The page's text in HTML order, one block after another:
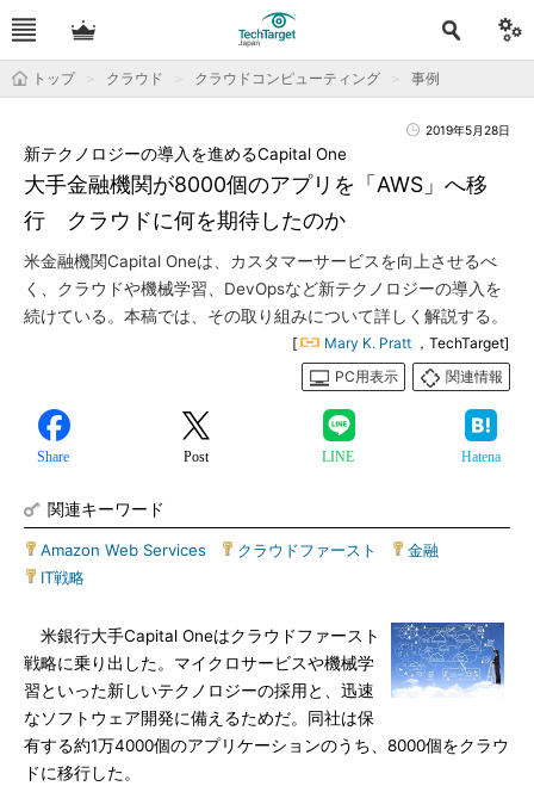
トップ クラウド クラウドコンピューティング 事例
2019年5月28日
大手金融機関が8000個のアプリを「AWS」へ移
行 クラウドに何を期待したのか
新テクノロジーの導入を進めるCapital One
米金融機関Capital Oneは、カスタマーサービスを向上させるべ
く、クラウドや機械学習、DevOpsなど新テクノロジーの導入を
続けている。本稿では、その取り組みについて詳しく解説する。
[ Mary K. Pratt ，TechTarget]
PC用表示
関連情報
Share Post LINE Hatena
関連キーワード
Amazon Web Services クラウドファースト 金融
IT戦略
米銀行大手Capital Oneはクラウドファースト
戦略に乗り出した。マイクロサービスや機械学
習といった新しいテクノロジーの採用と、迅速
なソフトウェア開発に備えるためだ。同社は保
有する約1万4000個のアプリケーションのうち、8000個をクラウ
ドに移行した。